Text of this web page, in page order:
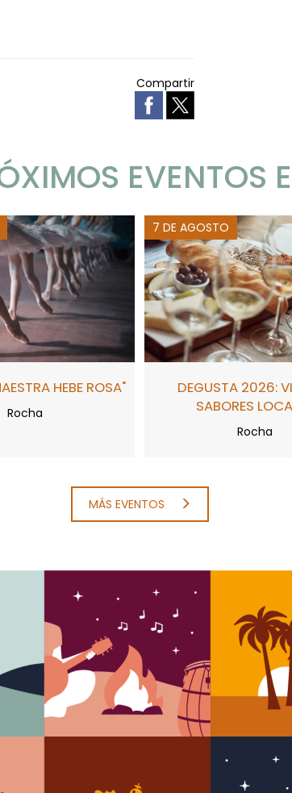
Compartir
EVENTOS
HEBE ROSA"
Rocha
7 DE AGOSTO
DEGUSTA 2026:
SABORES
Rocha
MÁS EVENTOS